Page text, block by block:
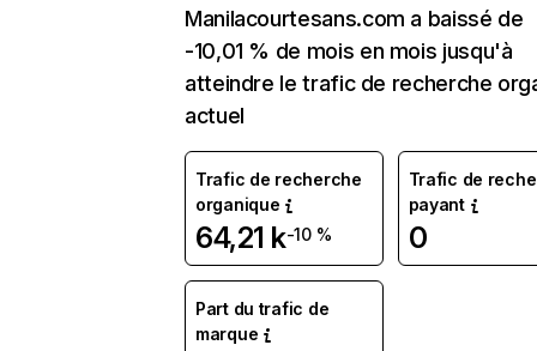
Manilacourtesans.com a baissé de
-10,01 % de mois en mois jusqu'à
atteindre le trafic de recherche
actuel
Trafic de recherche
organique
64,21 k-10 %
Trafic de
payant
0
Part du trafic de
marque